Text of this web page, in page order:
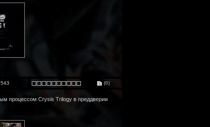
(0)
процессом Crysis Trilogy в преддверии